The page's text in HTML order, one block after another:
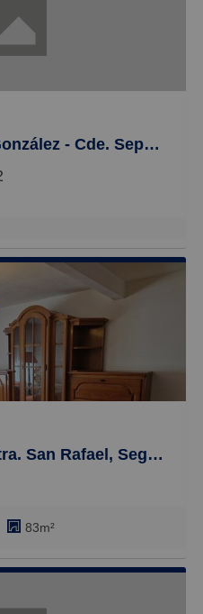
Cde. Sepulveda, Segovia
San Rafael, Segovia
83m²